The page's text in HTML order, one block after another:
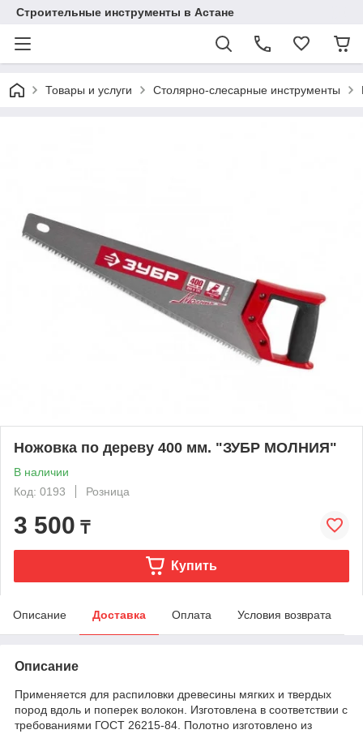
Строительные инструменты в Астане
Товары и услуги Столярно-слесарные инструменты
Ножовка по дереву 400 мм. "ЗУБР МОЛНИЯ"
В наличии
Код: 0193
Розница
3 500 ₸
Купить
Описание Доставка Оплата Условия возврата
Описание
Применяется для распиловки древесины мягких и твердых
пород вдоль и поперек волокон. Изготовлена в соответствии с
требованиями ГОСТ 26215-84. Полотно изготовлено из